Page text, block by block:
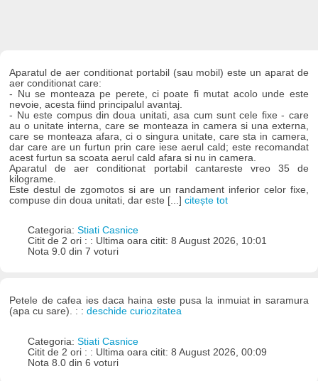
Aparatul de aer conditionat portabil (sau mobil) este un aparat de
aer conditionat care:
- Nu se monteaza pe perete, ci poate fi mutat acolo unde este
nevoie, acesta fiind principalul avantaj.
- Nu este compus din doua unitati, asa cum sunt cele fixe - care
au o unitate interna, care se monteaza in camera si una externa,
care se monteaza afara, ci o singura unitate, care sta in camera,
dar care are un furtun prin care iese aerul cald; este recomandat
acest furtun sa scoata aerul cald afara si nu in camera.
Aparatul de aer conditionat portabil cantareste vreo 35 de
kilograme.
Este destul de zgomotos si are un randament inferior celor fixe,
compuse din doua unitati, dar este [...]citește tot
Categoria: Stiati Casnice
Citit de 2 ori : : Ultima oara citit: 8 August 2026, 10:01
Nota 9.0 din 7 voturi
Petele de cafea ies daca haina este pusa la inmuiat in saramura
(apa cu sare). : :deschide curiozitatea
Categoria: Stiati Casnice
Citit de 2 ori : : Ultima oara citit: 8 August 2026, 00:09
Nota 8.0 din 6 voturi